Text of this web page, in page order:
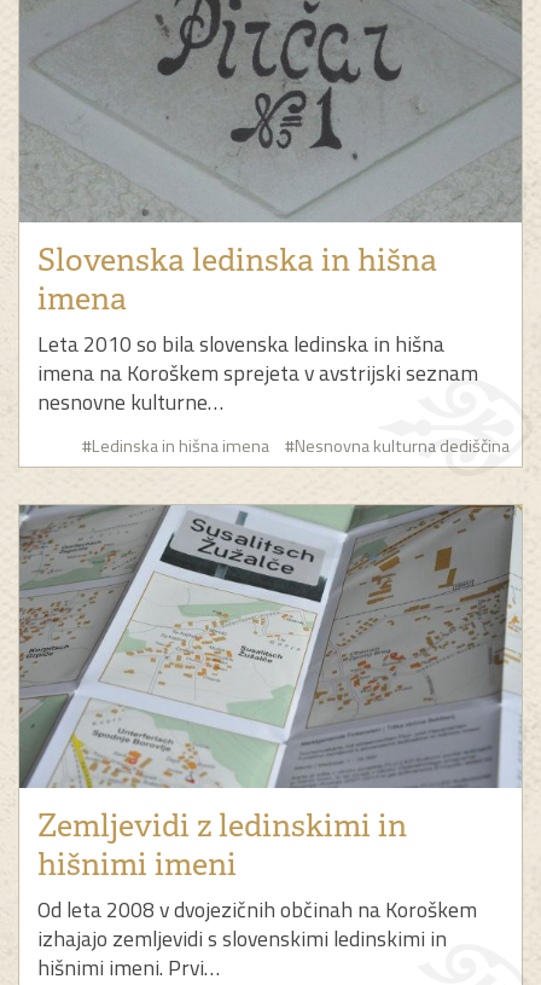
Slovenska ledinska in hišna
imena
Leta 2010 so bila slovenska ledinska in hišna
imena na Koroškem sprejeta v avstrijski seznam
nesnovne kulturne…
#Ledinska in hišna imena #Nesnovna kulturna dediščina
Zemljevidi z ledinskimi in
hišnimi imeni
Od leta 2008 v dvojezičnih občinah na Koroškem
izhajajo zemljevidi s slovenskimi ledinskimi in
hišnimi imeni. Prvi…